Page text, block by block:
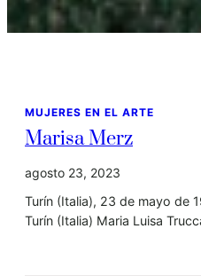
MUJERES EN EL ARTE
Marisa Merz
agosto 23, 2023
Turín (Italia), 23 de mayo de
Turín (Italia) Maria Luisa